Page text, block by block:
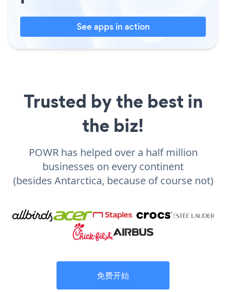
See apps in action
Trusted by the best in
the biz!
POWR has helped over a half million
businesses on every continent
(besides Antarctica, because of course not)
免费开始